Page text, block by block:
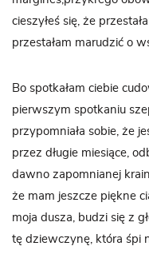
cieszyłeś się, że
przestałam marudzić o
Bo spotkałam ciebie
pierwszym spotkaniu
przypomniała sobie, że
przez długie miesiące,
dawno zapomnianej
że mam jeszcze piękne
moja dusza, budzi się z
tę dziewczynę, która śpi